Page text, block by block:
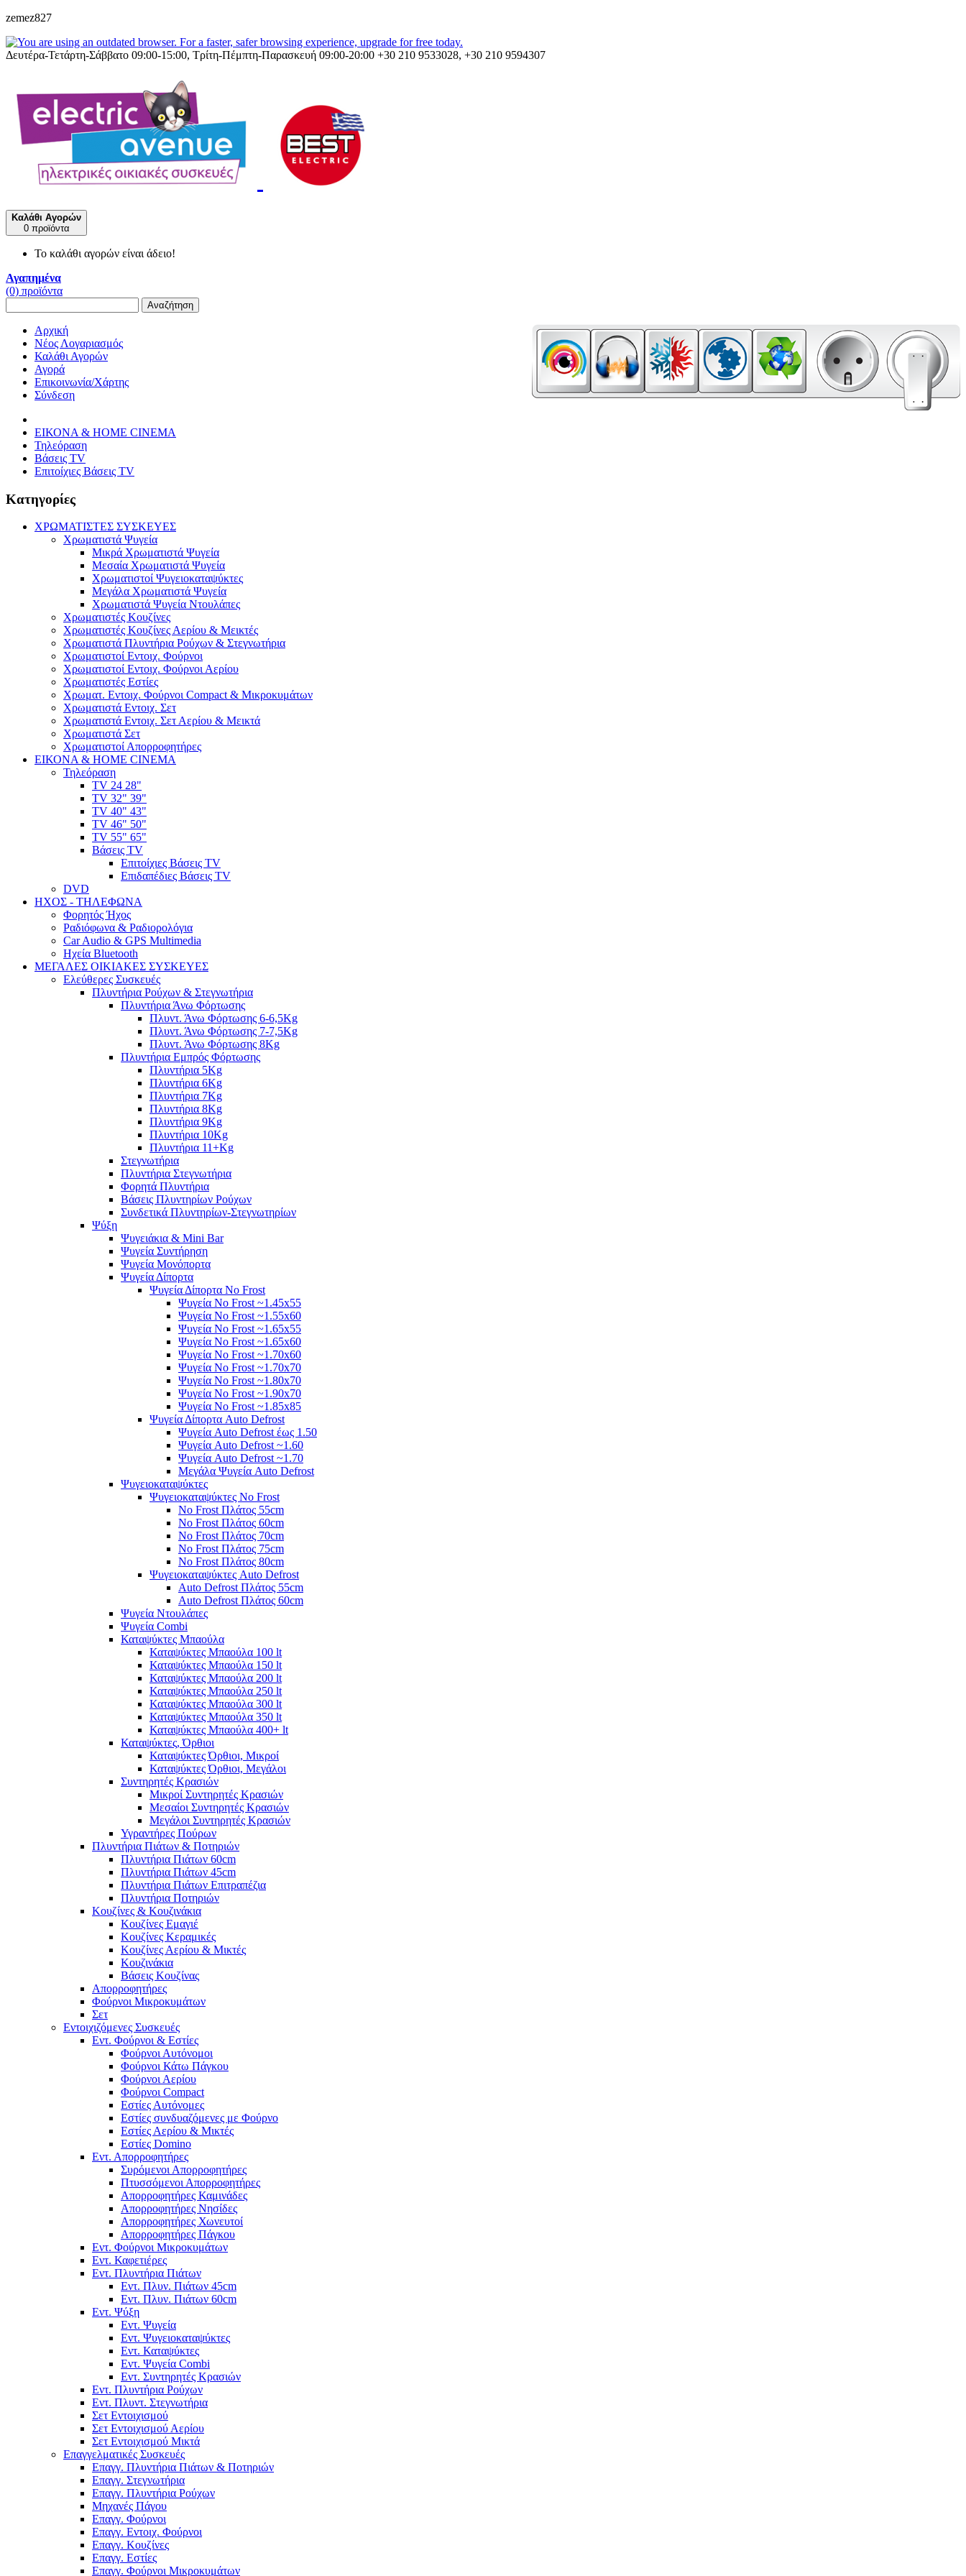
zemez827
Δευτέρα-Τετάρτη-Σάββατο 09:00-15:00, Τρίτη-Πέμπτη-Παρασκευή 09:00-20:00 +30 210 9533028, +30 210 9594307
Καλάθι Αγορών
0 προϊόντα
Το καλάθι αγορών είναι άδειο!
Αγαπημένα
(0) προϊόντα
Αναζήτηση
Αρχική
Νέος Λογαριασμός
Καλάθι Αγορών
Αγορά
Επικοινωνία/Χάρτης
Σύνδεση
ΕΙΚΟΝΑ & HOME CINEMA
Τηλεόραση
Βάσεις TV
Επιτοίχιες Βάσεις TV
Κατηγορίες
ΧΡΩΜΑΤΙΣΤΕΣ ΣΥΣΚΕΥΕΣ
Χρωματιστά Ψυγεία
Μικρά Χρωματιστά Ψυγεία
Μεσαία Χρωματιστά Ψυγεία
Χρωματιστοί Ψυγειοκαταψύκτες
Μεγάλα Χρωματιστά Ψυγεία
Χρωματιστά Ψυγεία Ντουλάπες
Χρωματιστές Κουζίνες
Χρωματιστές Κουζίνες Αερίου & Μεικτές
Χρωματιστά Πλυντήρια Ρούχων & Στεγνωτήρια
Χρωματιστοί Εντοιχ. Φούρνοι
Χρωματιστοί Εντοιχ. Φούρνοι Αερίου
Χρωματιστές Εστίες
Χρωματ. Εντοιχ. Φούρνοι Compact & Μικροκυμάτων
Χρωματιστά Εντοιχ. Σετ
Χρωματιστά Εντοιχ. Σετ Αερίου & Μεικτά
Χρωματιστά Σετ
Χρωματιστοί Απορροφητήρες
ΕΙΚΟΝΑ & HOME CINEMA
Τηλεόραση
TV 24 28"
TV 32" 39"
TV 40" 43"
TV 46" 50"
TV 55" 65"
Βάσεις TV
Επιτοίχιες Βάσεις TV
Επιδαπέδιες Βάσεις TV
DVD
ΗΧΟΣ - ΤΗΛΕΦΩΝΑ
Φορητός Ήχος
Ραδιόφωνα & Ραδιορολόγια
Car Audio & GPS Multimedia
Ηχεία Bluetooth
ΜΕΓΑΛΕΣ ΟΙΚΙΑΚΕΣ ΣΥΣΚΕΥΕΣ
Ελεύθερες Συσκευές
Πλυντήρια Ρούχων & Στεγνωτήρια
Πλυντήρια Άνω Φόρτωσης
Πλυντ. Άνω Φόρτωσης 6-6,5Kg
Πλυντ. Άνω Φόρτωσης 7-7,5Kg
Πλυντ. Άνω Φόρτωσης 8Kg
Πλυντήρια Εμπρός Φόρτωσης
Πλυντήρια 5Kg
Πλυντήρια 6Kg
Πλυντήρια 7Kg
Πλυντήρια 8Kg
Πλυντήρια 9Kg
Πλυντήρια 10Kg
Πλυντήρια 11+Kg
Στεγνωτήρια
Πλυντήρια Στεγνωτήρια
Φορητά Πλυντήρια
Βάσεις Πλυντηρίων Ρούχων
Συνδετικά Πλυντηρίων-Στεγνωτηρίων
Ψύξη
Ψυγειάκια & Mini Bar
Ψυγεία Συντήρηση
Ψυγεία Μονόπορτα
Ψυγεία Δίπορτα
Ψυγεία Δίπορτα No Frost
Ψυγεία No Frost ~1.45x55
Ψυγεία No Frost ~1.55x60
Ψυγεία No Frost ~1.65x55
Ψυγεία No Frost ~1.65x60
Ψυγεία No Frost ~1.70x60
Ψυγεία No Frost ~1.70x70
Ψυγεία No Frost ~1.80x70
Ψυγεία No Frost ~1.90x70
Ψυγεία No Frost ~1.85x85
Ψυγεία Δίπορτα Auto Defrost
Ψυγεία Auto Defrost έως 1.50
Ψυγεία Auto Defrost ~1.60
Ψυγεία Auto Defrost ~1.70
Μεγάλα Ψυγεία Auto Defrost
Ψυγειοκαταψύκτες
Ψυγειοκαταψύκτες No Frost
No Frost Πλάτος 55cm
No Frost Πλάτος 60cm
No Frost Πλάτος 70cm
No Frost Πλάτος 75cm
No Frost Πλάτος 80cm
Ψυγειοκαταψύκτες Auto Defrost
Auto Defrost Πλάτος 55cm
Auto Defrost Πλάτος 60cm
Ψυγεία Ντουλάπες
Ψυγεία Combi
Καταψύκτες Μπαούλα
Καταψύκτες Μπαούλα 100 lt
Καταψύκτες Μπαούλα 150 lt
Καταψύκτες Μπαούλα 200 lt
Καταψύκτες Μπαούλα 250 lt
Καταψύκτες Μπαούλα 300 lt
Καταψύκτες Μπαούλα 350 lt
Καταψύκτες Μπαούλα 400+ lt
Καταψύκτες, Όρθιοι
Καταψύκτες Όρθιοι, Μικροί
Καταψύκτες Όρθιοι, Μεγάλοι
Συντηρητές Κρασιών
Μικροί Συντηρητές Κρασιών
Μεσαίοι Συντηρητές Κρασιών
Μεγάλοι Συντηρητές Κρασιών
Υγραντήρες Πούρων
Πλυντήρια Πιάτων & Ποτηριών
Πλυντήρια Πιάτων 60cm
Πλυντήρια Πιάτων 45cm
Πλυντήρια Πιάτων Επιτραπέζια
Πλυντήρια Ποτηριών
Κουζίνες & Κουζινάκια
Κουζίνες Εμαγιέ
Κουζίνες Κεραμικές
Κουζίνες Αερίου & Μικτές
Κουζινάκια
Βάσεις Κουζίνας
Απορροφητήρες
Φούρνοι Μικροκυμάτων
Σετ
Εντοιχιζόμενες Συσκευές
Εντ. Φούρνοι & Εστίες
Φούρνοι Αυτόνομοι
Φούρνοι Κάτω Πάγκου
Φούρνοι Αερίου
Φούρνοι Compact
Εστίες Αυτόνομες
Εστίες συνδυαζόμενες με Φούρνο
Εστίες Αερίου & Μικτές
Εστίες Domino
Εντ. Απορροφητήρες
Συρόμενοι Απορροφητήρες
Πτυσσόμενοι Απορροφητήρες
Απορροφητήρες Καμινάδες
Απορροφητήρες Νησίδες
Απορροφητήρες Χωνευτοί
Απορροφητήρες Πάγκου
Εντ. Φούρνοι Μικροκυμάτων
Εντ. Καφετιέρες
Εντ. Πλυντήρια Πιάτων
Εντ. Πλυν. Πιάτων 45cm
Εντ. Πλυν. Πιάτων 60cm
Εντ. Ψύξη
Εντ. Ψυγεία
Εντ. Ψυγειοκαταψύκτες
Εντ. Καταψύκτες
Εντ. Ψυγεία Combi
Εντ. Συντηρητές Κρασιών
Εντ. Πλυντήρια Ρούχων
Εντ. Πλυντ. Στεγνωτήρια
Σετ Εντοιχισμού
Σετ Εντοιχισμού Αερίου
Σετ Εντοιχισμού Μικτά
Επαγγελματικές Συσκευές
Επαγγ. Πλυντήρια Πιάτων & Ποτηριών
Επαγγ. Στεγνωτήρια
Επαγγ. Πλυντήρια Ρούχων
Μηχανές Πάγου
Επαγγ. Φούρνοι
Επαγγ. Εντοιχ. Φούρνοι
Επαγγ. Κουζίνες
Επαγγ. Εστίες
Επαγγ. Φούρνοι Μικροκυμάτων